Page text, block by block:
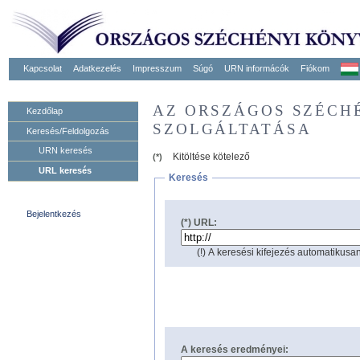
Kapcsolat Adatkezelés Impresszum Súgó URN informácók Fiókom
Kezdőlap
Keresés/Feldolgozás
URN keresés
URL keresés
Bejelentkezés
AZ ORSZÁGOS
SZOLGÁLTATÁSA
(*)
Kitöltése kötelező
Keresés
(*) URL:
(!) A keresési kifejezés
A keresés eredményei: